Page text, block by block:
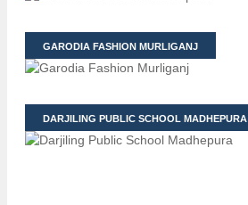
GARODIA FASHION MURLIGANJ
DARJILING PUBLIC SCHOOL MADHEPURA